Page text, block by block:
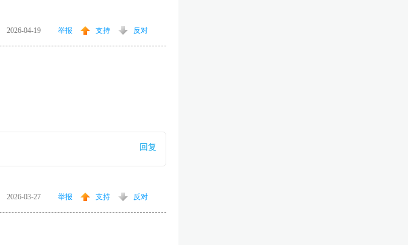
2026-04-19 举报 支持 反对
回复
2026-03-27 举报 支持 反对